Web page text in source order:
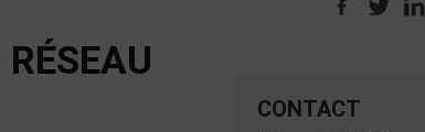
CONTACT